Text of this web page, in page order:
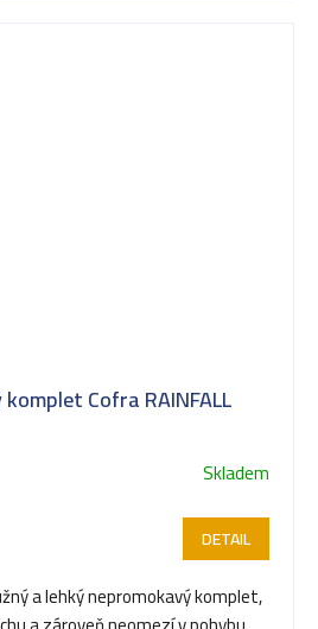
Cofra RAINFALL
Skladem
DETAIL
a lehký nepromokavý komplet,